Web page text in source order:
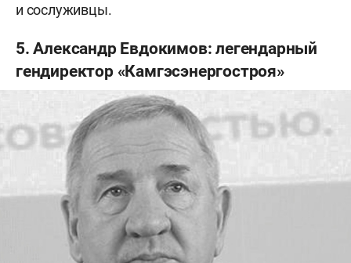
и сослуживцы.
5. Александр Евдокимов: легендарный
гендиректор «Камгэсэнергостроя»